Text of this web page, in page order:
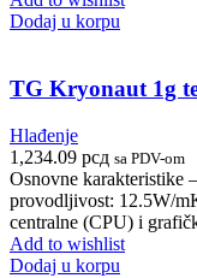
Dodaj u korpu
TG Kryonaut 1g
Hlađenje
1,234.09 рсд sa PDV-om
Osnovne karakteristike
provodljivost: 12.5W/
centralne (CPU) i
Add to wishlist
Dodaj u korpu